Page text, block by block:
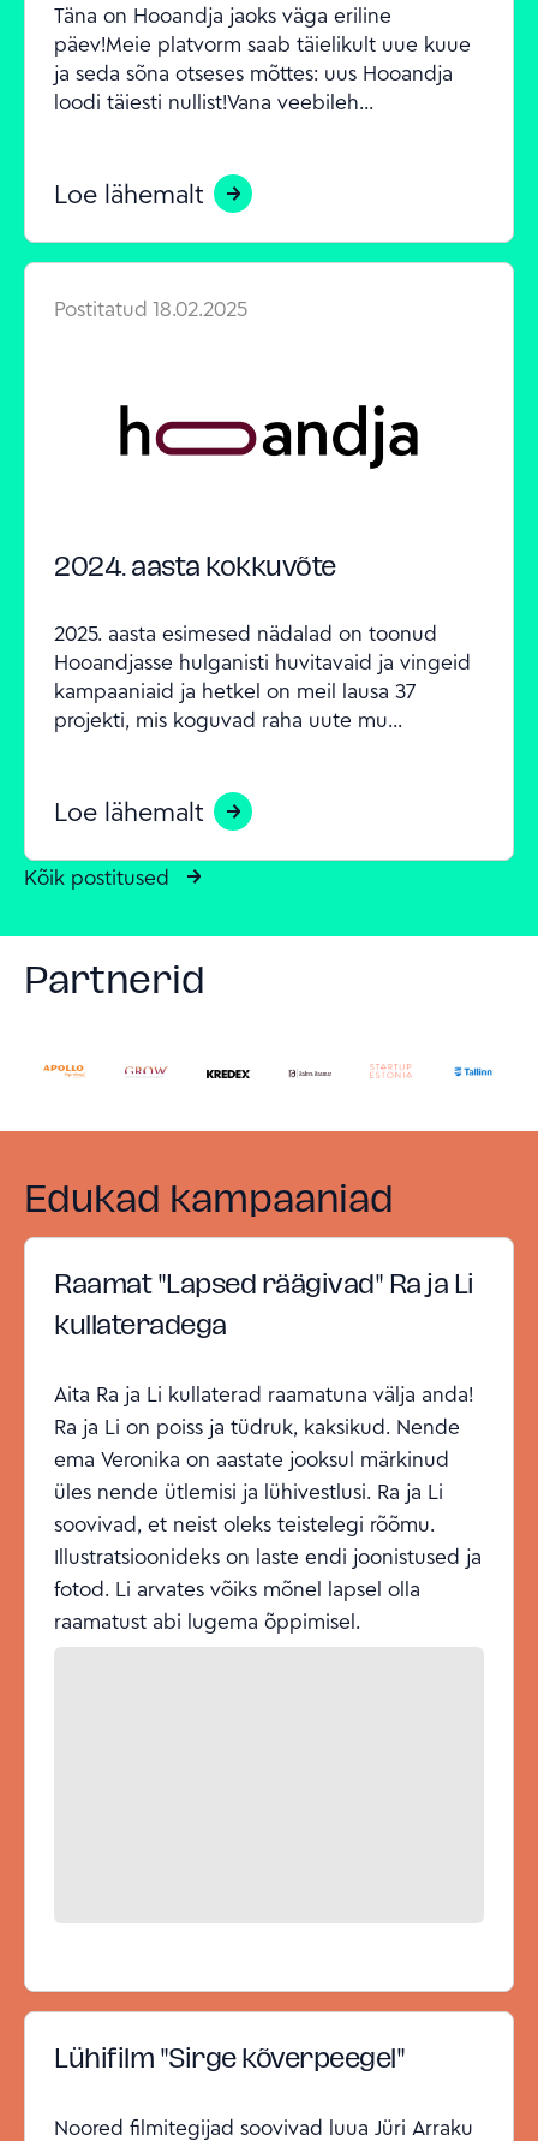
Täna on Hooandja jaoks väga eriline
päev!Meie platvorm saab täielikult uue kuue
ja seda sõna otseses mõttes: uus Hooandja
loodi täiesti nullist!Vana veebileh...
Loe lähemalt
Postitatud 18.02.2025
2024. aasta kokkuvõte
2025. aasta esimesed nädalad on toonud
Hooandjasse hulganisti huvitavaid ja vingeid
kampaaniaid ja hetkel on meil lausa 37
projekti, mis koguvad raha uute mu...
Loe lähemalt
Kõik postitused
Partnerid
Edukad kampaaniad
Raamat "Lapsed räägivad" Ra ja Li
kullateradega
Aita Ra ja Li kullaterad raamatuna välja anda!
Ra ja Li on poiss ja tüdruk, kaksikud. Nende
ema Veronika on aastate jooksul märkinud
üles nende ütlemisi ja lühivestlusi. Ra ja Li
soovivad, et neist oleks teistelegi rõõmu.
Illustratsioonideks on laste endi joonistused ja
fotod. Li arvates võiks mõnel lapsel olla
raamatust abi lugema õppimisel.
Lühifilm "Sirge kõverpeegel"
Noored filmitegijad soovivad luua Jüri Arraku